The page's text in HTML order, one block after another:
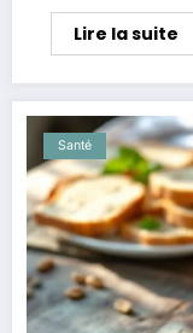
Lire la suite
Santé